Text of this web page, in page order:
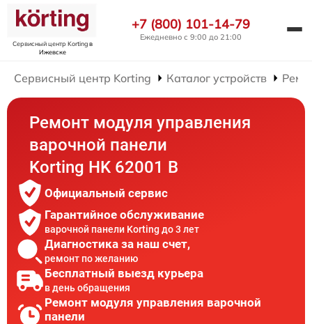
Сервисный центр Kortingв
Ижевске
+7 (800) 101-14-79
Ежедневно с 9:00 до 21:00
Сервисный центр Korting Каталог устройств
Ремонт модуля управления
варочной панели
Korting HK 62001 B
Официальный сервис
Гарантийное обслуживание
варочной панели Korting до 3 лет
Диагностика за наш счет,
ремонт по желанию
Бесплатный выезд курьера
в день обращения
Ремонт модуля управления варочной
панели